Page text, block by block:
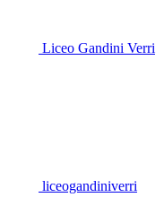
Liceo Gandini Verri
liceogandiniverri